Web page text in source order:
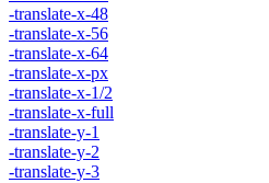
-translate-x-48
-translate-x-56
-translate-x-64
-translate-x-px
-translate-x-1/2
-translate-x-full
-translate-y-1
-translate-y-2
-translate-y-3